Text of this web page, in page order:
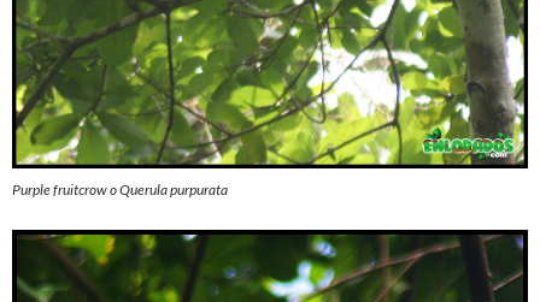
Purple fruitcrow o Querula purpurata